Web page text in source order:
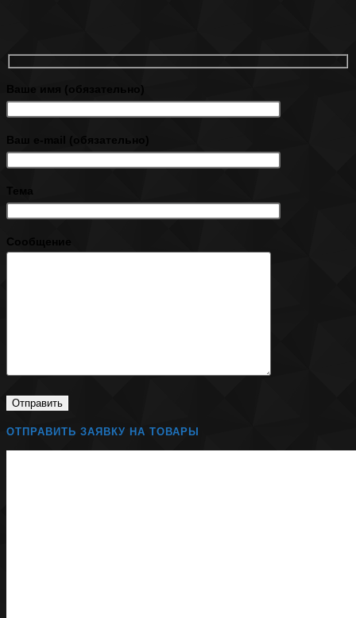
Ваше имя (обязательно)
Ваш e-mail (обязательно)
Тема
Сообщение
ОТПРАВИТЬ ЗАЯВКУ НА ТОВАРЫ